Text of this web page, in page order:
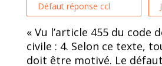
Défaut réponse ccl
« Vu l’article 455 du code
civile : 4. Selon ce texte,
doit être motivé. Le